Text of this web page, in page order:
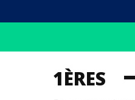
1ÈRES